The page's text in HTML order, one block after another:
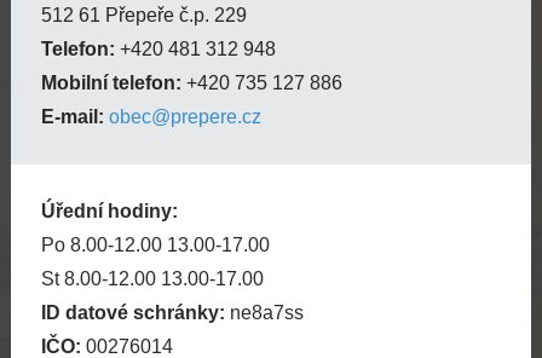
512 61 Přepeře č.p. 229
Telefon: +420 481 312 948
Mobilní telefon: +420 735 127 886
E-mail: obec@prepere.cz
Úřední hodiny:
Po 8.00-12.00 13.00-17.00
St 8.00-12.00 13.00-17.00
ID datové schránky: ne8a7ss
IČO: 00276014